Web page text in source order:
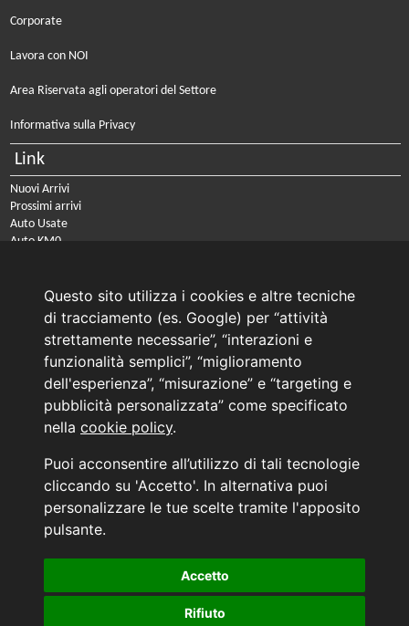
Questo sito utilizza i cookies e altre tecniche
di tracciamento (es. Google) per “attività
strettamente necessarie”, “interazioni e
funzionalità semplici”, “miglioramento
dell'esperienza”, “misurazione” e “targeting e
pubblicità personalizzata” come specificato
nella cookie policy.
Puoi acconsentire all’utilizzo di tali tecnologie
cliccando su 'Accetto'. In alternativa puoi
personalizzare le tue scelte tramite l'apposito
pulsante.
Accetto
Rifiuto
Corporate
Lavora con NOI
Area Riservata agli operatori del Settore
Informativa sulla Privacy
Link
Nuovi Arrivi
Prossimi arrivi
Auto Usate
Auto KM0
PRENOTA IL TUO INTERVENTO DI OFFICINA
PRENOTA LA REVISIONE DELLA TUA AUTO
Consulente Online Usato: 0805608980
Consulente Online Hyundai: 0805608985
AUTO PLANET BARI SRL | BARI, via Zippitelli 32-34 - CAP 70132 | P.I. 05126720720
Generata in 0,09 secondi | 216.73.216.254
INFORMATIVA AI SENSI DELL'ART. 79 DEL REG. IVASS n° 40/2018
Aggiorna le tue preferenze di consenso alle tecnologie di tracciamento.